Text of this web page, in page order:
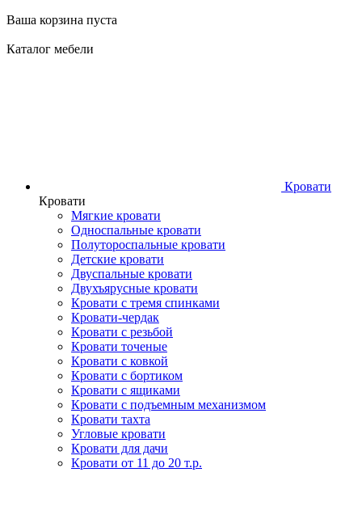
Ваша корзина пуста
Каталог мебели
Кровати
Кровати
Мягкие кровати
Односпальные кровати
Полутороспальные кровати
Детские кровати
Двуспальные кровати
Двухъярусные кровати
Кровати с тремя спинками
Кровати-чердак
Кровати с резьбой
Кровати точеные
Кровати с ковкой
Кровати с бортиком
Кровати с ящиками
Кровати с подъемным механизмом
Кровати тахта
Угловые кровати
Кровати для дачи
Кровати от 11 до 20 т.р.